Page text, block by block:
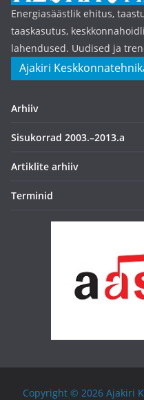
Energiasäästlik ehitus,
taaskasutus,
lahendused. Uudised ja
Ajakiri
Arhiiv
Sisukorrad 2003.–2013.a
Artiklite arhiiv
Terminid
Copyright © 2026 Ajakiri